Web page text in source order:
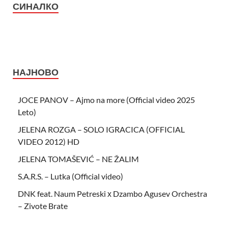
СИНАЛКО
НАЈНОВО
JOCE PANOV – Ajmo na more (Official video 2025
Leto)
JELENA ROZGA – SOLO IGRACICA (OFFICIAL
VIDEO 2012) HD
JELENA TOMAŠEVIĆ – NE ŽALIM
S.A.R.S. – Lutka (Official video)
DNK feat. Naum Petreski х Dzambo Agusev Orchestra
– Zivote Brate